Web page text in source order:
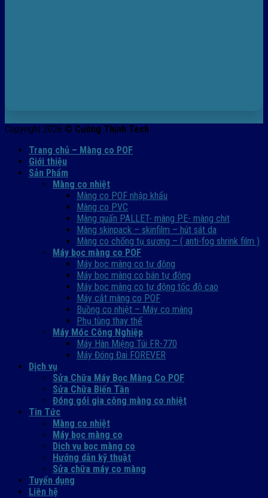
Copyright 2026 © Cường Thịnh Tech
Trang chủ – Màng co POF
Giới thiệu
Sản Phẩm
Màng co nhiệt
Màng co POF nhập khẩu
Màng co PVC
Màng quấn PALLET- màng PE- màng chit
Màng skinpack – skinfilm – hút sát da
Màng co chống tụ sương – ( anti-fog shrink film )
Máy bọc màng co POF
Máy bọc màng co tự động
Máy bọc màng co bán tự động
Máy bọc màng co tự động tốc độ cao
Máy cắt màng co POF
Buồng co nhiệt – Máy co màng
Phụ tùng thay thế
Máy Móc Công Nghiệp
Máy Hàn Miệng Túi FR-770
Máy Đóng Đai FOREVER
Dịch vụ
Sửa Chữa Máy Bọc Màng Co POF
Sửa Chữa Biến Tần
Đóng gói gia công màng co nhiệt
Tin Tức
Màng co nhiệt
Máy bọc màng co
Dich vụ bọc màng co
Hướng dẫn kỹ thuật
Sửa chữa máy co màng
Tuyển dụng
Liên hệ